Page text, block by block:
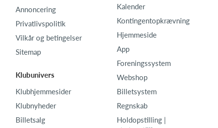
Annoncering
Privatlivspolitik
Vilkår og betingelser
Sitemap
Klubunivers
Klubhjemmesider
Klubnyheder
Billetsalg
Kalender
Kontingentopkrævning
Hjemmeside
App
Foreningssystem
Webshop
Billetsystem
Regnskab
Holdopstilling |